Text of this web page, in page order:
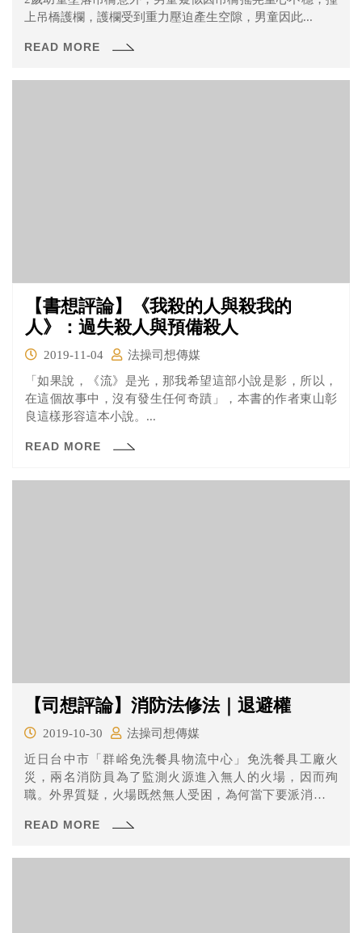
上吊橋護欄，護欄受到重力壓迫產生空隙，男童因此...
READ MORE
【書想評論】《我殺的人與殺我的
人》：過失殺人與預備殺人
2019-11-04
法操司想傳媒
「如果說，《流》是光，那我希望這部小說是影，所以，
在這個故事中，沒有發生任何奇蹟」，本書的作者東山彰
良這樣形容這本小說。...
READ MORE
【司想評論】消防法修法｜退避權
2019-10-30
法操司想傳媒
近日台中市「群峪免洗餐具物流中心」免洗餐具工廠火
災，兩名消防員為了監測火源進入無人的火場，因而殉
職。外界質疑，火場既然無人受困，為何當下要派消防員
READ MORE